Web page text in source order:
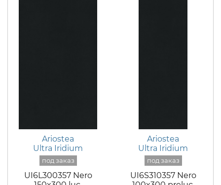
Ariostea
Ultra Iridium
UI6L300357 Nero
Ariostea
Ultra Iridium
UI6S310357 Nero